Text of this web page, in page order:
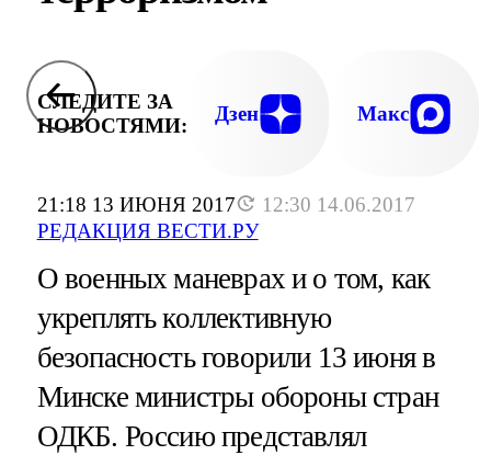
21:18 13 ИЮНЯ 2017
12:30 14.06.2017
РЕДАКЦИЯ ВЕСТИ.РУ
СЛЕДИТЕ ЗА
НОВОСТЯМИ:
Дзен Макс
О военных маневрах и о том, как
укреплять коллективную
безопасность говорили 13 июня в
Минске министры обороны стран
ОДКБ. Россию представлял